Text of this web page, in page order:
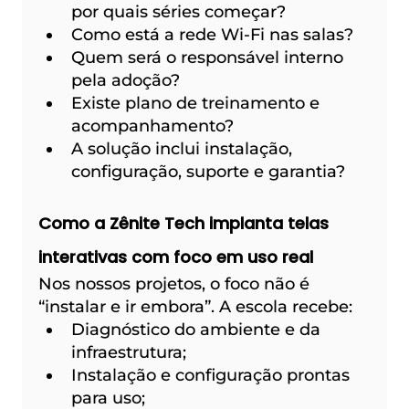
por quais séries começar?
Como está a rede Wi-Fi nas salas?
Quem será o responsável interno
pela adoção?
Existe plano de treinamento e
acompanhamento?
A solução inclui instalação,
configuração, suporte e garantia?
Como a Zênite Tech implanta telas
interativas com foco em uso real
Nos nossos projetos, o foco não é
“instalar e ir embora”. A escola recebe:
Diagnóstico do ambiente e da
infraestrutura;
Instalação e configuração prontas
para uso;